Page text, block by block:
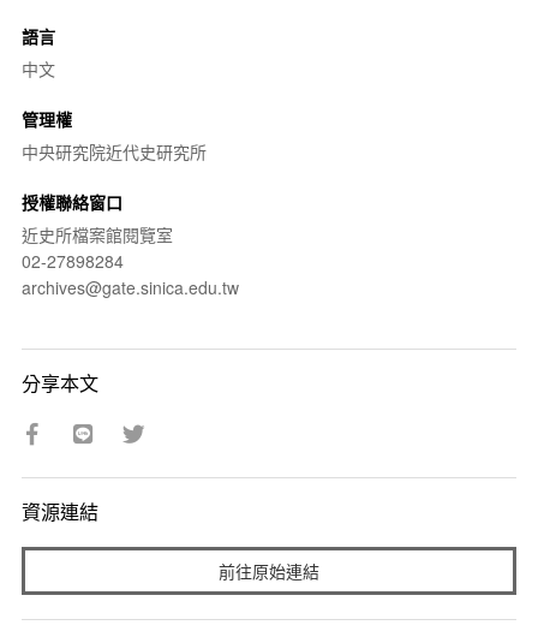
語言
中文
管理權
中央研究院近代史研究所
授權聯絡窗口
近史所檔案館閱覽室
02-27898284
archives@gate.sinica.edu.tw
分享本文
資源連結
前往原始連結